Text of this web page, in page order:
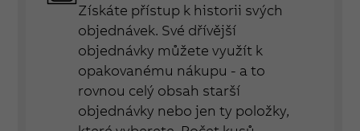
Získáte přístup k historii svých
objednávek. Své dřívější
objednávky můžete využít k
opakovanému nákupu - a to
rovnou celý obsah starší
objednávky nebo jen ty položky,